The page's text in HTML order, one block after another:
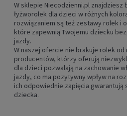
W sklepie Niecodzienni.pl
łyżworolek dla dzieci w różnych
rozwiązaniem są też zestawy rolek i
które zapewnią Twojemu dziecku
jazdy.
W naszej ofercie nie brakuje rolek
producentów, którzy oferują
dla dzieci pozwalają na zachowanie
jazdy, co ma pozytywny wpływ na
ich odpowiednie zapięcia
dziecka.